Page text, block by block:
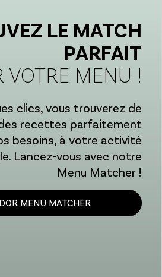
LE MATCH
PARFAIT
VOTRE MENU !
clics, vous trouverez de
recettes parfaitement
besoins, à votre activité
Lancez-vous avec notre
Menu Matcher !
MENU MATCHER